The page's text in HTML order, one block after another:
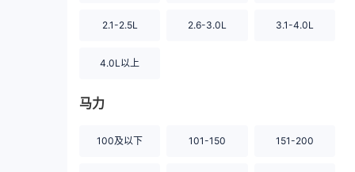
2.1-2.5L 2.6-3.0L 3.1-4.0L
4.0L以上
马力
100及以下 101-150 151-200